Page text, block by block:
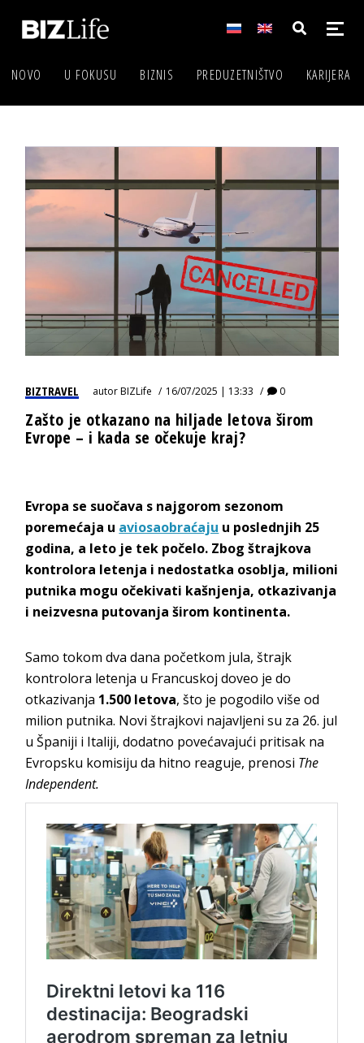
NOVO U FOKUSU BIZNIS PREDUZETNIŠTVO KARIJERA
BIZTRAVEL autorBIZLife 16/07/2025 | 13:33 0
Zašto je otkazano na hiljade letova širom
Evrope – i kada se očekuje kraj?
Evropa se suočava s najgorom sezonom
poremećaja u aviosaobraćaju u poslednjih 25
godina, a leto je tek počelo. Zbog štrajkova
kontrolora letenja i nedostatka osoblja, milioni
putnika mogu očekivati kašnjenja, otkazivanja
i neizvesna putovanja širom kontinenta.
Samo tokom dva dana početkom jula, štrajk
kontrolora letenja u Francuskoj doveo je do
otkazivanja 1.500 letova, što je pogodilo više od
milion putnika. Novi štrajkovi najavljeni su za 26. jul
u Španiji i Italiji, dodatno povećavajući pritisak na
Evropsku komisiju da hitno reaguje, prenosi The
Independent.